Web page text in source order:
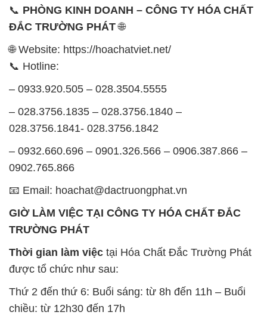
📞 PHÒNG KINH DOANH – CÔNG TY HÓA CHẤT
ĐẮC TRƯỜNG PHÁT🌐
🌐 Website: https://hoachatviet.net/
📞 Hotline:
– 0933.920.505 – 028.3504.5555
– 028.3756.1835 – 028.3756.1840 –
028.3756.1841- 028.3756.1842
– 0932.660.696 – 0901.326.566 – 0906.387.866 –
0902.765.866
📧 Email: hoachat@dactruongphat.vn
GIỜ LÀM VIỆC TẠI CÔNG TY HÓA CHẤT ĐẮC
TRƯỜNG PHÁT
Thời gian làm việc tại Hóa Chất Đắc Trường Phát
được tổ chức như sau:
Thứ 2 đến thứ 6: Buổi sáng: từ 8h đến 11h – Buổi
chiều: từ 12h30 đến 17h